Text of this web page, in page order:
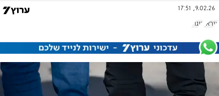
9.02.26, 17:51
איראן ריגול